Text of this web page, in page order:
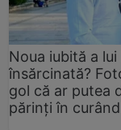
Noua iubită a
însărcinată?
gol că ar putea
părinți în curând